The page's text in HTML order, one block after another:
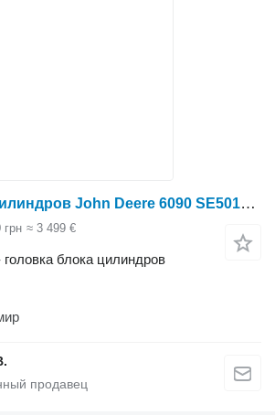
Головка блока цилиндров John Deere 6090 SE501591 для трактора колесного John Deere 8030
грн ≈ 3 499 €
блока цилиндров